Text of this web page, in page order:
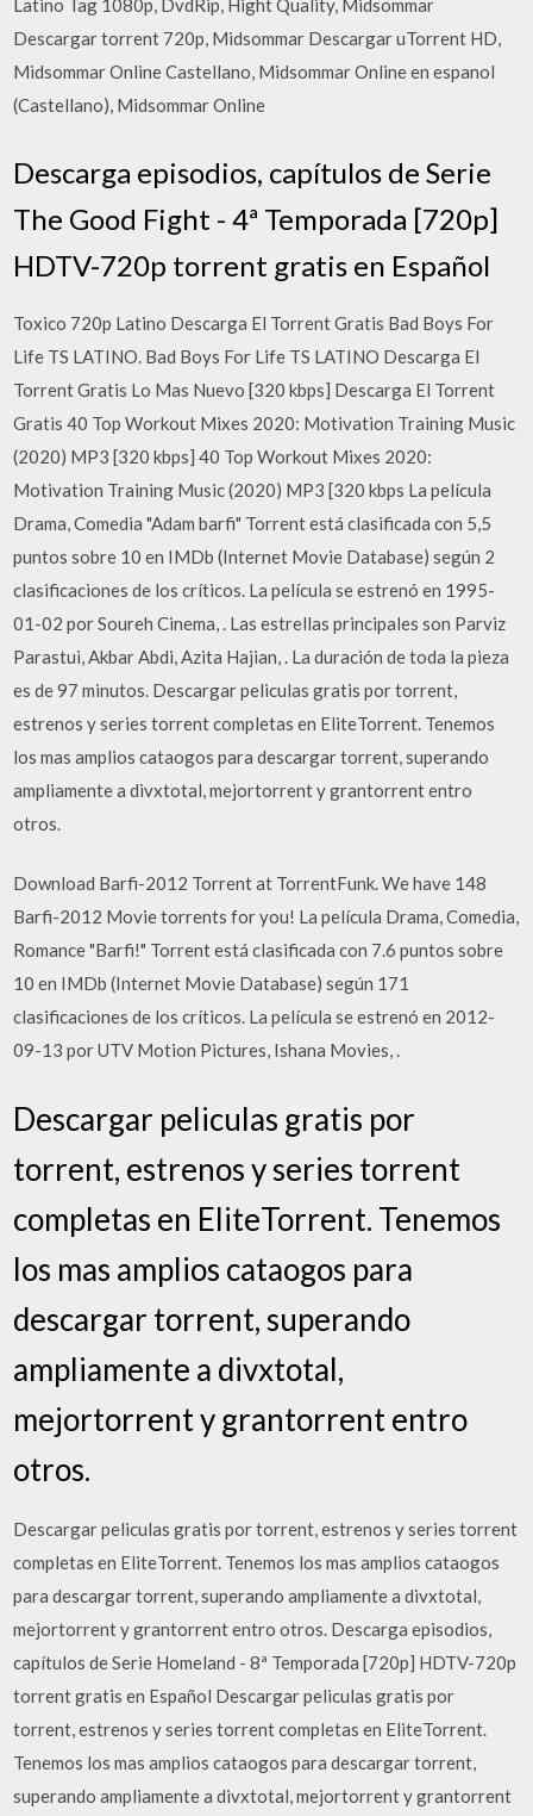
Latino Tag 1080p, DvdRip, Hight Quality, Midsommar
Descargar torrent 720p, Midsommar Descargar uTorrent HD,
Midsommar Online Castellano, Midsommar Online en espanol
(Castellano), Midsommar Online
Descarga episodios, capítulos de Serie
The Good Fight - 4ª Temporada [720p]
HDTV-720p torrent gratis en Español
Toxico 720p Latino Descarga El Torrent Gratis Bad Boys For
Life TS LATINO. Bad Boys For Life TS LATINO Descarga El
Torrent Gratis Lo Mas Nuevo [320 kbps] Descarga El Torrent
Gratis 40 Top Workout Mixes 2020: Motivation Training Music
(2020) MP3 [320 kbps] 40 Top Workout Mixes 2020:
Motivation Training Music (2020) MP3 [320 kbps La película
Drama, Comedia "Adam barfi" Torrent está clasificada con 5,5
puntos sobre 10 en IMDb (Internet Movie Database) según 2
clasificaciones de los críticos. La película se estrenó en 1995-
01-02 por Soureh Cinema, . Las estrellas principales son Parviz
Parastui, Akbar Abdi, Azita Hajian, . La duración de toda la pieza
es de 97 minutos. Descargar peliculas gratis por torrent,
estrenos y series torrent completas en EliteTorrent. Tenemos
los mas amplios cataogos para descargar torrent, superando
ampliamente a divxtotal, mejortorrent y grantorrent entro
otros.
Download Barfi-2012 Torrent at TorrentFunk. We have 148
Barfi-2012 Movie torrents for you! La película Drama, Comedia,
Romance "Barfi!" Torrent está clasificada con 7.6 puntos sobre
10 en IMDb (Internet Movie Database) según 171
clasificaciones de los críticos. La película se estrenó en 2012-
09-13 por UTV Motion Pictures, Ishana Movies, .
Descargar peliculas gratis por
torrent, estrenos y series torrent
completas en EliteTorrent. Tenemos
los mas amplios cataogos para
descargar torrent, superando
ampliamente a divxtotal,
mejortorrent y grantorrent entro
otros.
Descargar peliculas gratis por torrent, estrenos y series torrent
completas en EliteTorrent. Tenemos los mas amplios cataogos
para descargar torrent, superando ampliamente a divxtotal,
mejortorrent y grantorrent entro otros. Descarga episodios,
capítulos de Serie Homeland - 8ª Temporada [720p] HDTV-720p
torrent gratis en Español Descargar peliculas gratis por
torrent, estrenos y series torrent completas en EliteTorrent.
Tenemos los mas amplios cataogos para descargar torrent,
superando ampliamente a divxtotal, mejortorrent y grantorrent